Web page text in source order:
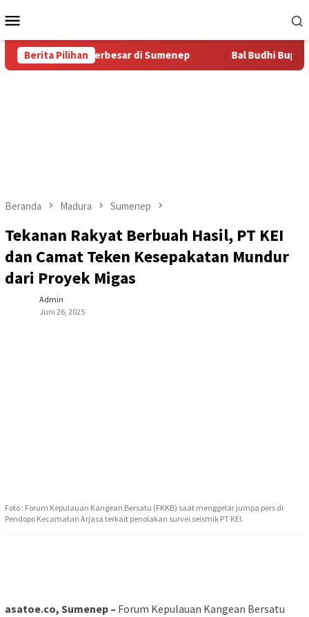
ke
Mobile
Berita Pilihan
Bal Budhi Terbesar di Sumenep Bal Budhi Bupati
Beranda Madura Sumenep
Tekanan Rakyat Berbuah Hasil, PT KEI
dan Camat Teken Kesepakatan Mundur
dari Proyek Migas
Admin
Juni 26, 2025
Foto : Forum Kepulauan Kangean Bersatu (FKKB) saat menggelar jumpa pers di
Pendopo Kecamatan Arjasa terkait penolakan survei seismik PT KEI.
asatoe.co, Sumenep – Forum Kepulauan Kangean Bersatu